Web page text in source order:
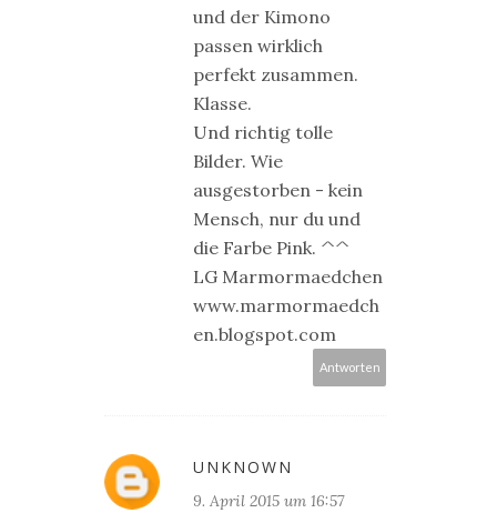
und der Kimono
passen wirklich
perfekt zusammen.
Klasse.
Und richtig tolle
Bilder. Wie
ausgestorben - kein
Mensch, nur du und
die Farbe Pink. ^^
LG Marmormaedchen
www.marmormaedch
en.blogspot.com
Antworten
UNKNOWN
9. April 2015 um 16:57